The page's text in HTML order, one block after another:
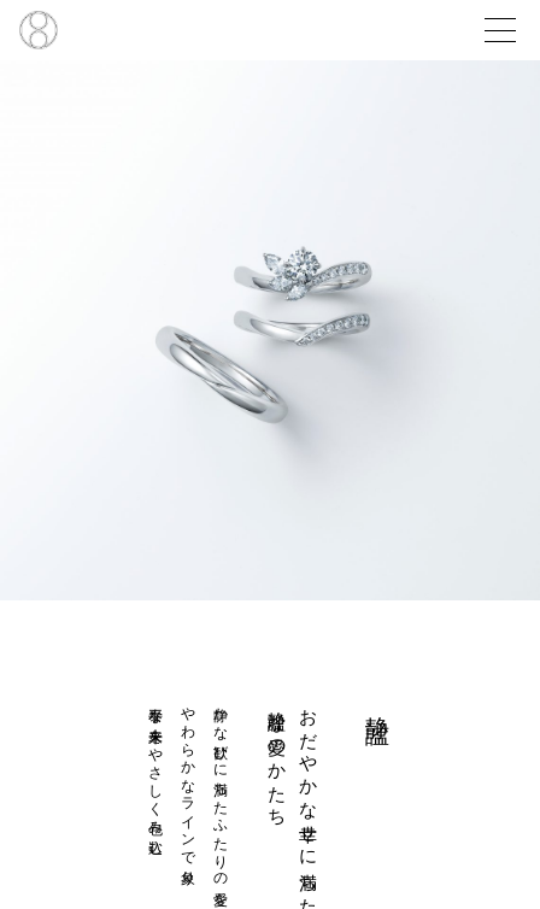
おだやかな幸せに満ちた
静謐な愛のかたち
静かな歓びに満ちたふたりの愛を
やわらかなラインで象り
泰平な未来をやさしく包み込む